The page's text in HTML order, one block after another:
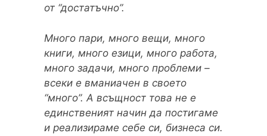
от “достатъчно”.
Много пари, много вещи, много
книги, много езици, много работа,
много задачи, много проблеми –
всеки е вманиачен в своето
“много”. А всъщност това не е
единственият начин да постигаме
и реализираме себе си, бизнеса си.